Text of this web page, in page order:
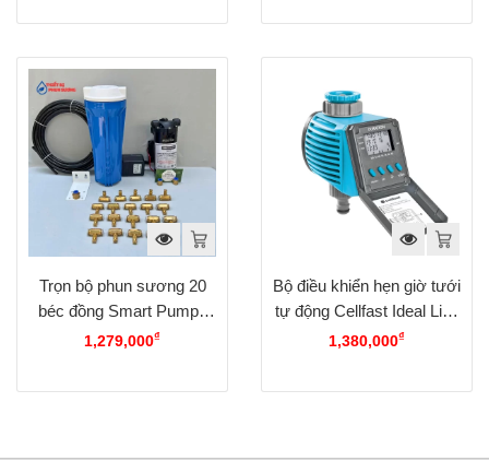
Trọn bộ phun sương 20
béc đồng Smart Pumps
KJ-25
1,279,000₫
Bộ điều khiển hẹn giờ tưới
tự động Cellfast Ideal Line
Plus
1,380,000₫